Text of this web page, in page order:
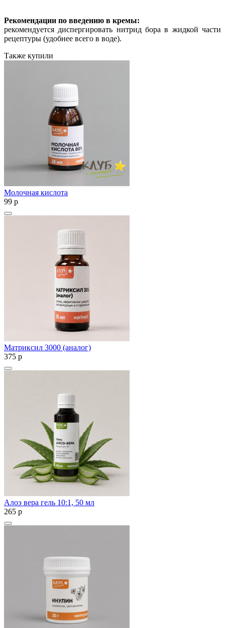
Рекомендации по введению в кремы:
рекомендуется диспергировать нитрид бора в жидкой части
рецептуры (удобнее всего в воде).
Также купили
Молочная кислота
99 p
Матриксил 3000 (аналог)
375 p
Алоэ вера гель 10:1, 50 мл
265 p